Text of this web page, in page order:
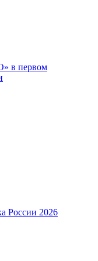
в первом
России 2026